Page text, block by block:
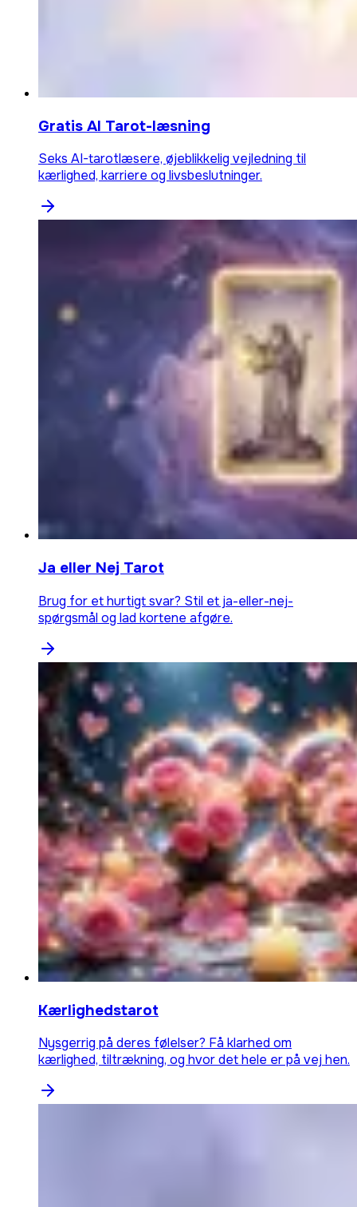
Gratis AI Tarot-læsning
Seks AI-tarotlæsere, øjeblikkelig vejledning til
kærlighed, karriere og livsbeslutninger.
Ja eller Nej Tarot
Brug for et hurtigt svar? Stil et ja-eller-nej-
spørgsmål og lad kortene afgøre.
Kærlighedstarot
Nysgerrig på deres følelser? Få klarhed om
kærlighed, tiltrækning, og hvor det hele er på vej hen.